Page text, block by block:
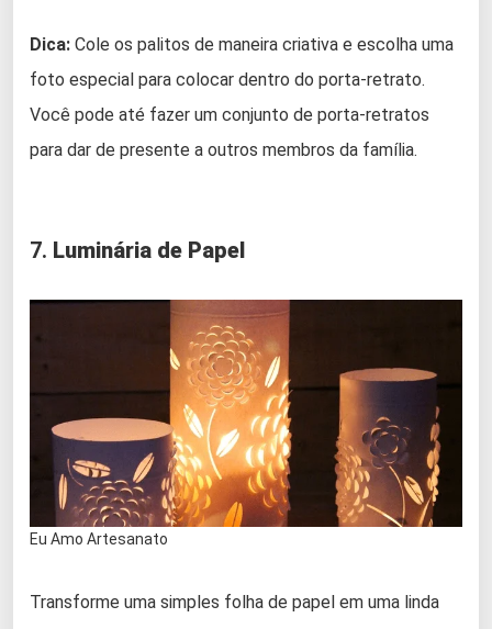
Dica: Cole os palitos de maneira criativa e escolha uma
foto especial para colocar dentro do porta-retrato.
Você pode até fazer um conjunto de porta-retratos
para dar de presente a outros membros da família.
7. Luminária de Papel
Eu Amo Artesanato
Transforme uma simples folha de papel em uma linda